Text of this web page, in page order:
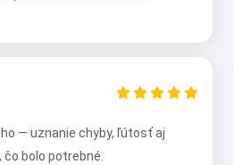
— uznanie chyby, ľútosť aj
bolo potrebné.